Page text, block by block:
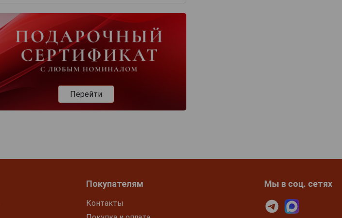
Перейти
Покупателям
Контакты
Мы в соц. сетях